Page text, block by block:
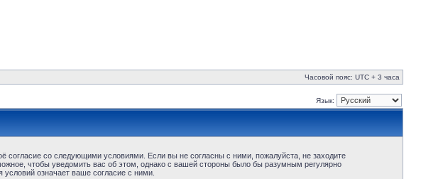
Часовой пояс: UTC + 3 часа
Язык:
со следующими условиями. Если вы не согласны с ними, пожалуйста, не заходите
чтобы уведомить вас об этом, однако с вашей стороны было бы разумным регулярно
означает ваше согласие с ними.